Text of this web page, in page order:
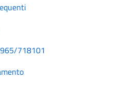
718101